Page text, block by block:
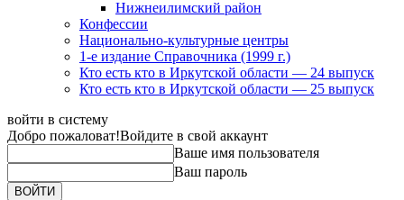
Нижнеилимский район
Конфессии
Национально-культурные центры
1-е издание Справочника (1999 г.)
Кто есть кто в Иркутской области — 24 выпуск
Кто есть кто в Иркутской области — 25 выпуск
войти в систему
Добро пожаловат!Войдите в свой аккаунт
Ваше имя пользователя
Ваш пароль